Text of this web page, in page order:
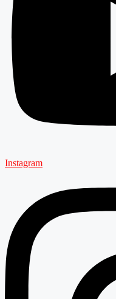
Instagram